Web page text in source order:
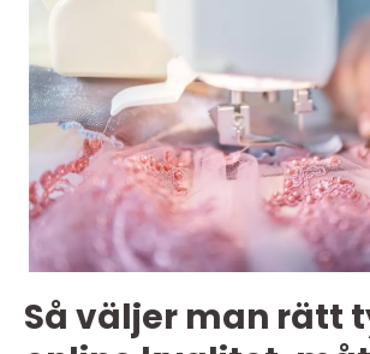
Så väljer man rätt